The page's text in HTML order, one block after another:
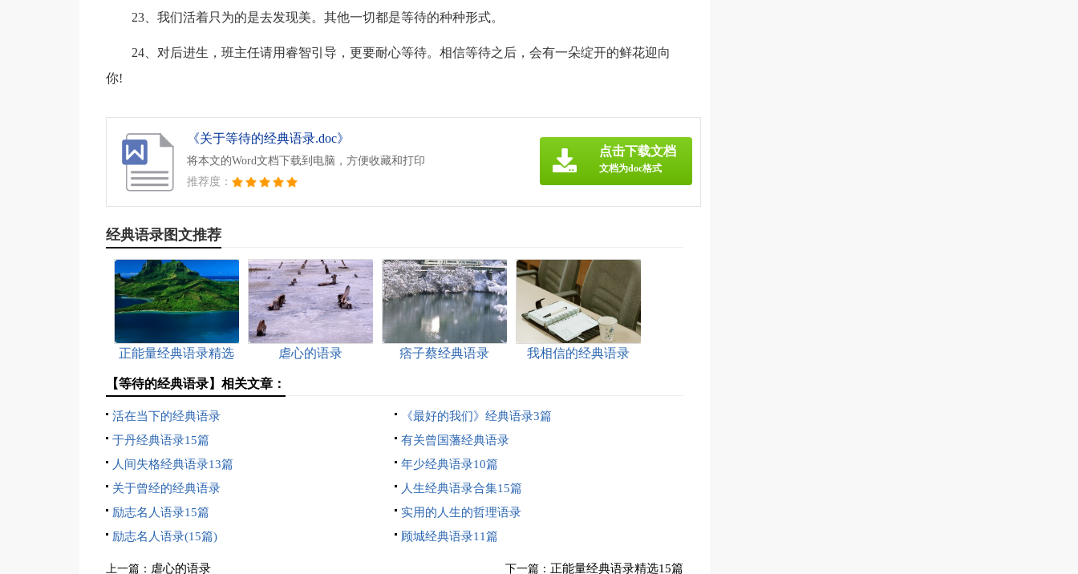
23、我们活着只为的是去发现美。其他一切都是等待的种种形式。
24、对后进生，班主任请用睿智引导，更要耐心等待。相信等待之后，会有一朵绽开的鲜花迎向
你!
《关于等待的经典语录.doc》
将本文的Word文档下载到电脑，方便收藏和打印
推荐度：
点击下载文档
文档为doc格式
经典语录图文推荐
正能量经典语录精选
虐心的语录 痞子蔡经典语录 我相信的经典语录
【等待的经典语录】相关文章：
活在当下的经典语录
《最好的我们》经典语录3篇
于丹经典语录15篇
有关曾国藩经典语录
人间失格经典语录13篇
年少经典语录10篇
关于曾经的经典语录
人生经典语录合集15篇
励志名人语录15篇
实用的人生的哲理语录
励志名人语录(15篇)
顾城经典语录11篇
上一篇： 虐心的语录 下一篇： 正能量经典语录精选15篇